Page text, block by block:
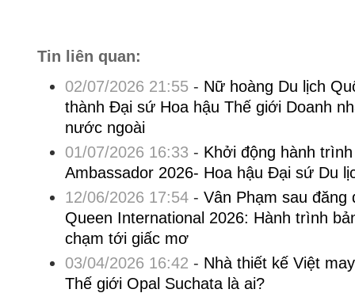
Tin liên quan:
02/07/2026 21:55- Nữ hoàng Du lịch
thành Đại sứ Hoa hậu Thế giới Doanh
nước ngoài
01/07/2026 16:33 - Khởi động hành
Ambassador 2026- Hoa hậu Đại sứ Du
12/06/2026 17:54- Vân Phạm sau đăng
Queen International 2026: Hành trình
chạm tới giấc mơ
03/04/2026 16:42 - Nhà thiết kế Việt
Thế giới Opal Suchata là ai?